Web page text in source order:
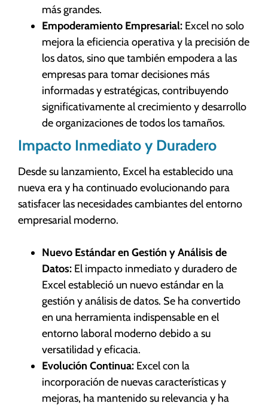
más grandes.
Empoderamiento Empresarial: Excel no solo
mejora la eficiencia operativa y la precisión de
los datos, sino que también empodera a las
empresas para tomar decisiones más
informadas y estratégicas, contribuyendo
significativamente al crecimiento y desarrollo
de organizaciones de todos los tamaños.
Impacto Inmediato y Duradero
Desde su lanzamiento, Excel ha establecido una
nueva era y ha continuado evolucionando para
satisfacer las necesidades cambiantes del entorno
empresarial moderno.
Nuevo Estándar en Gestión y Análisis de
Datos: El impacto inmediato y duradero de
Excel estableció un nuevo estándar en la
gestión y análisis de datos. Se ha convertido
en una herramienta indispensable en el
entorno laboral moderno debido a su
versatilidad y eficacia.
Evolución Continua: Excel con la
incorporación de nuevas características y
mejoras, ha mantenido su relevancia y ha